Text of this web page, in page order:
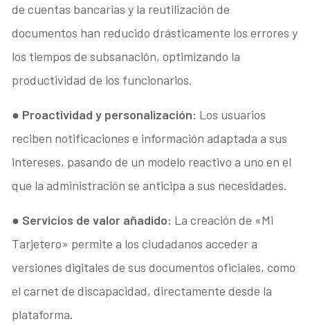
de cuentas bancarias y la reutilización de
documentos han reducido drásticamente los errores y
los tiempos de subsanación, optimizando la
productividad de los funcionarios.
● Proactividad y personalización: Los usuarios
reciben notificaciones e información adaptada a sus
intereses, pasando de un modelo reactivo a uno en el
que la administración se anticipa a sus necesidades.
● Servicios de valor añadido: La creación de «Mi
Tarjetero» permite a los ciudadanos acceder a
versiones digitales de sus documentos oficiales, como
el carnet de discapacidad, directamente desde la
plataforma.